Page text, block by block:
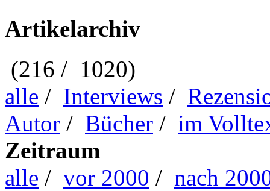
Artikelarchiv
(216 / 1020)
alle / Interviews /
Autor / Bücher / im
Zeitraum
alle / vor 2000 / nach